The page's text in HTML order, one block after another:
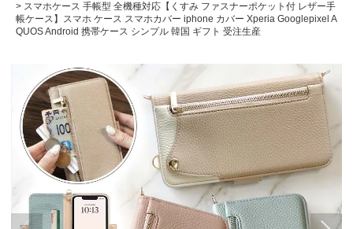
スマホケース 手帳型 全機種対応【くすみ ファスナーポケット付 レザー手
帳ケース】スマホ ケース スマホカバー iphone カバー Xperia Googlepixel A
QUOS Android 携帯ケース シンプル 韓国 ギフト 受注生産